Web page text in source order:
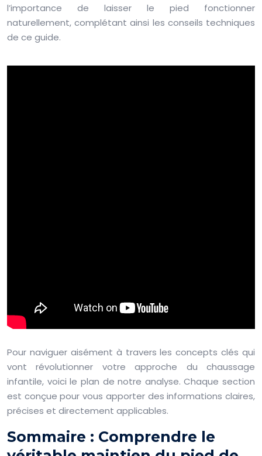
l’importance de laisser le pied fonctionner
naturellement, complétant ainsi les conseils techniques
de ce guide.
Pour naviguer aisément à travers les concepts clés qui
vont révolutionner votre approche du chaussage
infantile, voici le plan de notre analyse. Chaque section
est conçue pour vous apporter des informations claires,
précises et directement applicables.
Sommaire : Comprendre le